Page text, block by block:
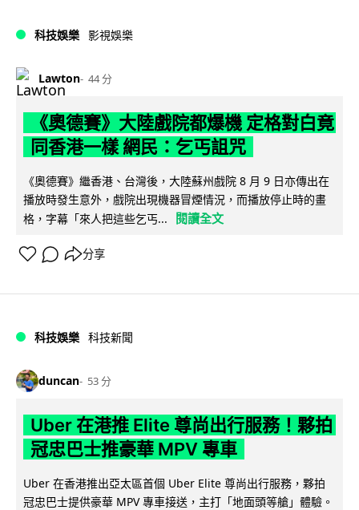
科技娛樂 影視娛樂
Lawton 44 分
《奧德賽》大陸戲院都爆機 定格對白竟
同香港一樣 網民：乞丐詛咒
《奧德賽》繼香港、台灣後，大陸蘇州戲院 8 月 9 日亦傳出在
播放時發生意外，戲院出現機器冒煙情況，而播放停止時的畫
格，字幕「來人把這些乞丐...
閱讀全文
分享
科技娛樂 科技新聞
duncan 53 分
Uber 在港推 Elite 尊尚出行服務！夥拍
冠忠巴士推豪華 MPV 專車
Uber 在香港推出亞太區首個 Uber Elite 尊尚出行服務，夥拍
冠忠巴士提供豪華 MPV 專車接送，主打「地面頭等艙」體驗。